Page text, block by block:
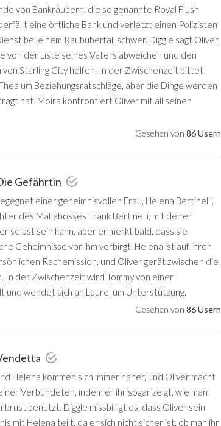
von Bankräubern, die so genannte Royal Flush
eine örtliche Bank und verletzt einen Polizisten
bei einem Raubüberfall schwer. Diggle sagt Oliver,
von der Liste seines Vaters abweichen und den
von Starling City helfen. In der Zwischenzeit bittet
um Beziehungsratschläge, aber die Dinge werden
hat. Moira konfrontiert Oliver mit all seinen
Gesehen von 86 Usern
Gefährtin
einer geheimnisvollen Frau, Helena Bertinelli,
des Mafiabosses Frank Bertinelli, mit der er
selbst sein kann, aber er merkt bald, dass sie
Geheimnisse vor ihm verbirgt. Helena ist auf ihrer
Rachemission, und Oliver gerät zwischen die
In der Zwischenzeit wird Tommy von einer
und wendet sich an Laurel um Unterstützung.
Gesehen von 86 Usern
Helena kommen sich immer näher, und Oliver macht
Verbündeten, indem er ihr sogar zeigt, wie man
benutzt. Diggle missbilligt es, dass Oliver sein
mit Helena teilt, da er sich nicht sicher ist, ob man ihr